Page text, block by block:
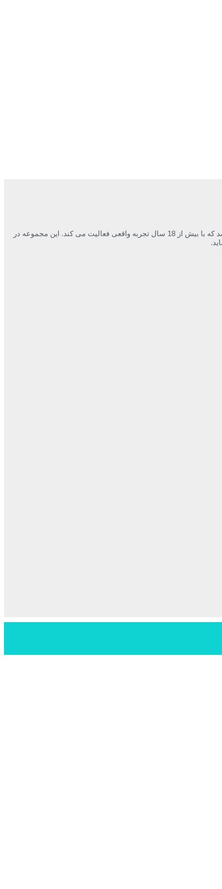
شرکت لوله بازکنی برادران جعفری ارائه دهنده خدمات لوله بازکنی، تخلیه چاه، درآوردن اشیا و طلا از چاه توالت، رفع بوی بد فاضلاب و … می باشد که با بیش از 18 سال تجربه واقعی فعالیت می کند. این مجموعه در